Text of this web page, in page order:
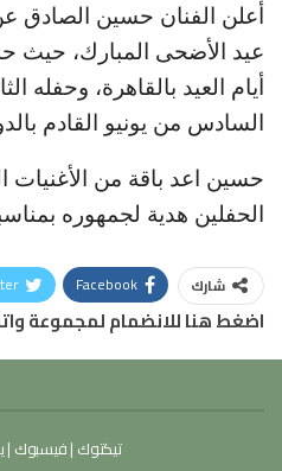
أعلن الفنان حسين الصادق
عيد الأضحى المبارك، حيث
أيام العيد بالقاهرة، وحفله
السادس من يونيو القادم
حسين اعد باقة من الأغنيات
الحفلين هدية لجمهوره
شارك Facebook
اضغط هنا للانضمام لمجموعة
تيكتوك |فيسبوك |